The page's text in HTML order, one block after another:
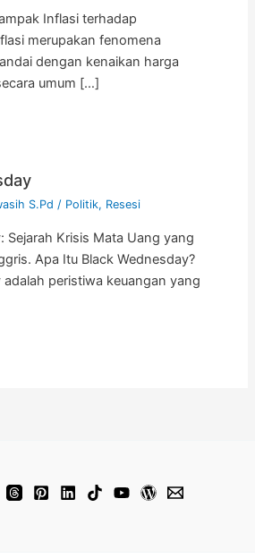
Inflasi terhadap
merupakan fenomena
dengan kenaikan harga
umum […]
S.Pd/ Politik, Resesi
Sejarah Krisis Mata Uang yang
Apa Itu Black Wednesday?
adalah peristiwa keuangan yang